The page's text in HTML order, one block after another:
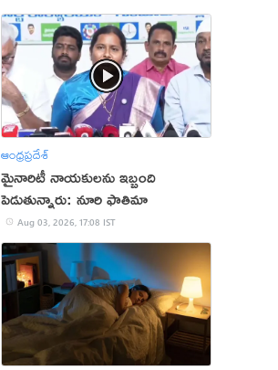
ఆంధ్రప్రదేశ్
మైనారిటీ నాయకులను ఇబ్బంది
పెడుతున్నారు: నూరి ఫాతిమా
Aug 03, 2026, 17:08 IST